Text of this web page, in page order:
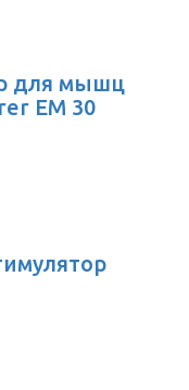
для мышц
EM 30